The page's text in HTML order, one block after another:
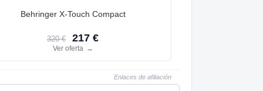
Behringer X-Touch Compact
320 € 217 €
Ver oferta →
Enlaces de afiliación